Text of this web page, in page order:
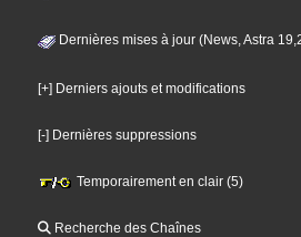
Dernières mises à jour (News, Astra
[+] Derniers ajouts et modifications
[-] Dernières suppressions
Temporairement en clair (5)
Recherche des Chaînes